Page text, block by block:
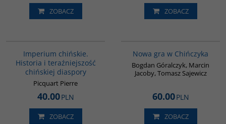
ZOBACZ ZOBACZ
Imperium chińskie.
Historia i teraźniejszość
chińskiej diaspory
Picquart Pierre
40.00PLN
ZOBACZ
Nowa gra w Chińczyka
Bogdan Góralczyk, Marcin
Jacoby, Tomasz Sajewicz
60.00PLN
ZOBACZ